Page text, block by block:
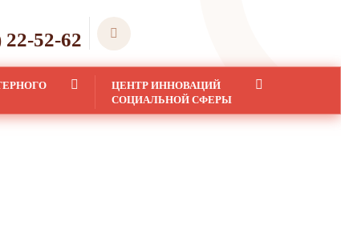
22-52-62
ЦЕНТР ИННОВАЦИЙ
СОЦИАЛЬНОЙ СФЕРЫ